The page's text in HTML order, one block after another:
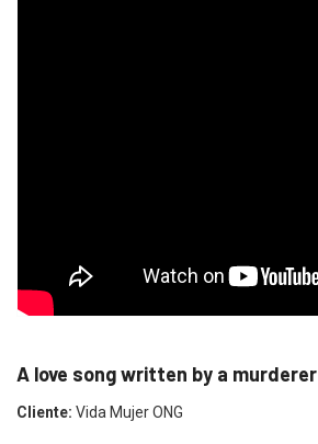
A love song written by a murderer
Cliente: Vida Mujer ONG